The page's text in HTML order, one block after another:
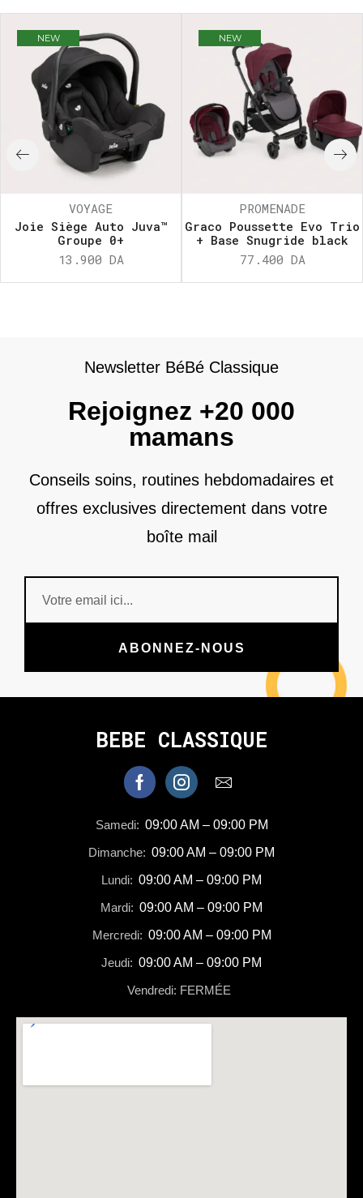
NEW
VOYAGE
Joie Siège Auto Juva™
Groupe 0+
13.900 DA
NEW
PROMENADE
Graco Poussette Evo Trio
+ Base Snugride black
77.400 DA
Newsletter BéBé Classique
Rejoignez +20 000
mamans
Conseils soins, routines hebdomadaires et
offres exclusives directement dans votre
boîte mail
ABONNEZ-NOUS
BEBE CLASSIQUE
Samedi: 09:00 AM – 09:00 PM
Dimanche: 09:00 AM – 09:00 PM
Lundi: 09:00 AM – 09:00 PM
Mardi: 09:00 AM – 09:00 PM
Mercredi: 09:00 AM – 09:00 PM
Jeudi: 09:00 AM – 09:00 PM
Vendredi: FERMÉE